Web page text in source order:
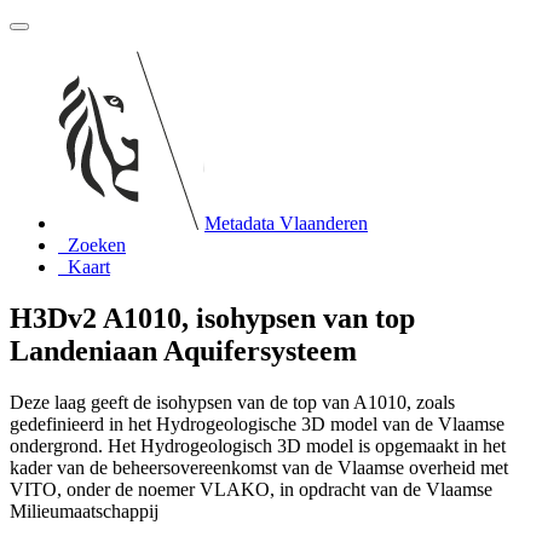
Metadata Vlaanderen
Zoeken
Kaart
H3Dv2 A1010, isohypsen van top
Landeniaan Aquifersysteem
Deze laag geeft de isohypsen van de top van A1010, zoals
gedefinieerd in het Hydrogeologische 3D model van de Vlaamse
ondergrond. Het Hydrogeologisch 3D model is opgemaakt in het
kader van de beheersovereenkomst van de Vlaamse overheid met
VITO, onder de noemer VLAKO, in opdracht van de Vlaamse
Milieumaatschappij